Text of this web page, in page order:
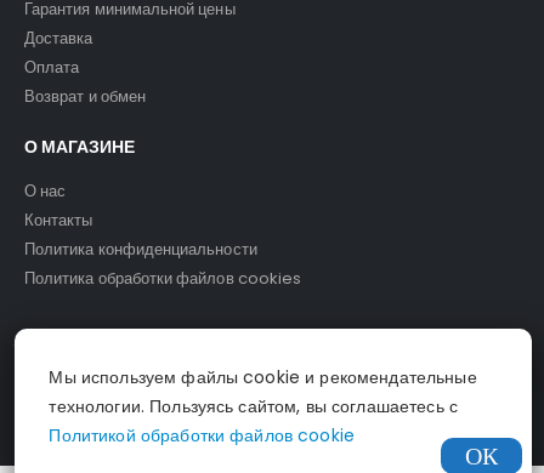
Гарантия минимальной цены
Доставка
Оплата
Возврат и обмен
О МАГАЗИНЕ
О нас
Контакты
Политика конфиденциальности
Политика обработки файлов cookies
© Светомузыка. 2025.
Мы используем файлы cookie и рекомендательные
технологии. Пользуясь сайтом, вы соглашаетесь с
Политикой обработки файлов cookie